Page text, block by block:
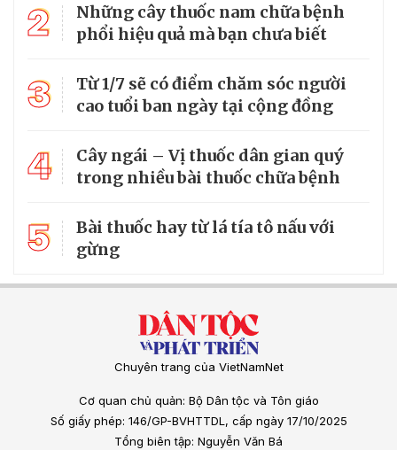
2
Những cây thuốc nam chữa bệnh
phổi hiệu quả mà bạn chưa biết
3
Từ 1/7 sẽ có điểm chăm sóc người
cao tuổi ban ngày tại cộng đồng
4
Cây ngái – Vị thuốc dân gian quý
trong nhiều bài thuốc chữa bệnh
5
Bài thuốc hay từ lá tía tô nấu với
gừng
Chuyên trang của VietNamNet
Cơ quan chủ quản: Bộ Dân tộc và Tôn giáo
Số giấy phép: 146/GP-BVHTTDL, cấp ngày 17/10/2025
Tổng biên tập: Nguyễn Văn Bá